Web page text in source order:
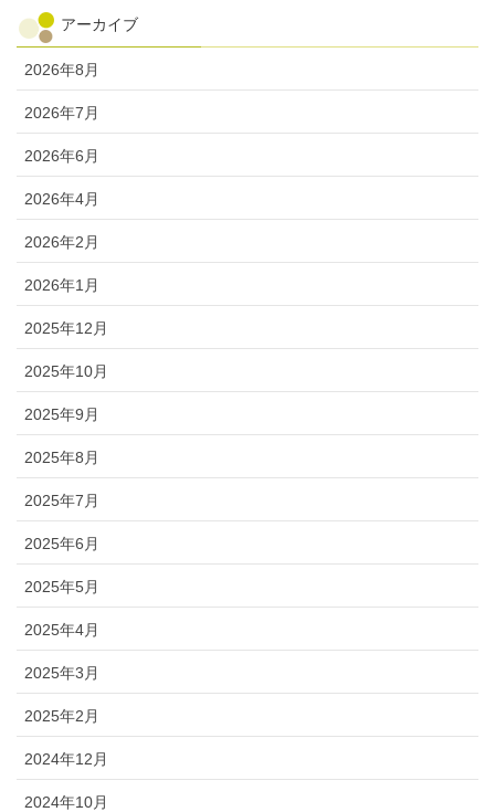
アーカイブ
2026年8月
2026年7月
2026年6月
2026年4月
2026年2月
2026年1月
2025年12月
2025年10月
2025年9月
2025年8月
2025年7月
2025年6月
2025年5月
2025年4月
2025年3月
2025年2月
2024年12月
2024年10月